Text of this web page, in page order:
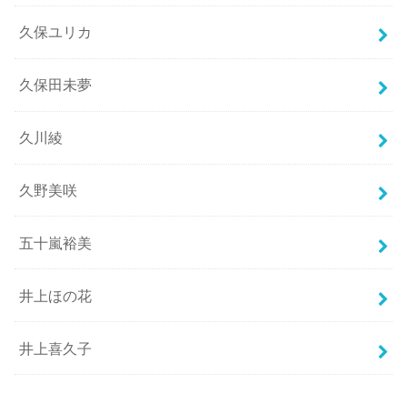
久保ユリカ
久保田未夢
久川綾
久野美咲
五十嵐裕美
井上ほの花
井上喜久子